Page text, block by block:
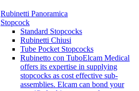
Rubinetti Panoramica
Stopcock
Standard Stopcocks
Rubinetti Chiusi
Tube Pocket Stopcocks
Rubinetto con TuboElcam Medical
offers its expertise in supplying
stopcocks as cost effective sub-
assemblies. Elcam can bond your